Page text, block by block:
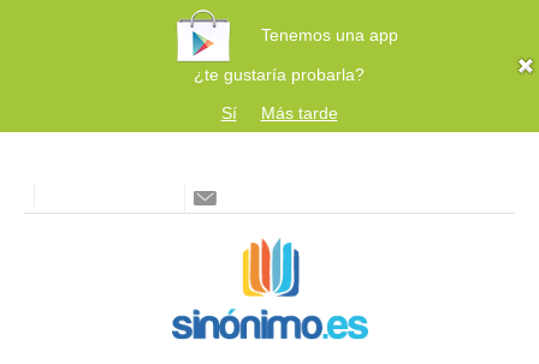
Tenemos una app
¿te gustaría probarla?
Sí
Más tarde